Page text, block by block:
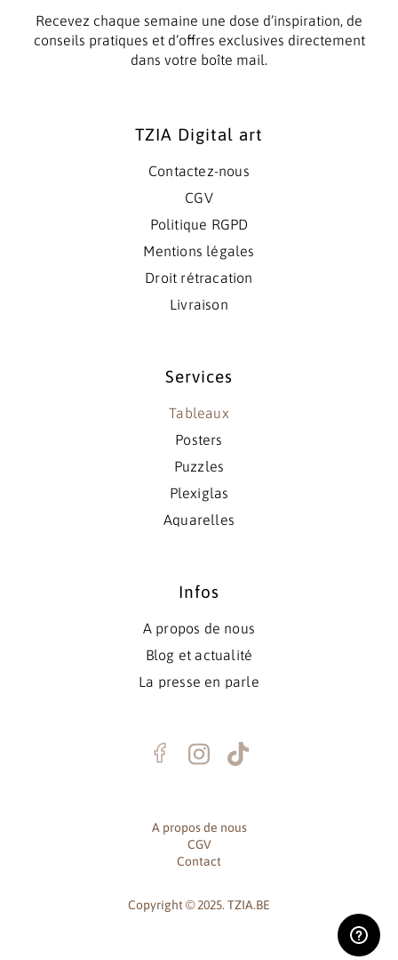
Recevez chaque semaine une dose d’inspiration, de
conseils pratiques et d’offres exclusives directement
dans votre boîte mail.
TZIA Digital art
Contactez-nous
CGV
Politique RGPD
Mentions légales
Droit rétracation
Livraison
Services
Tableaux
Posters
Puzzles
Plexiglas
Aquarelles
Infos
A propos de nous
Blog et actualité
La presse en parle
Copyright © 2025. TZIA.BE
A propos de nous
CGV
Contact